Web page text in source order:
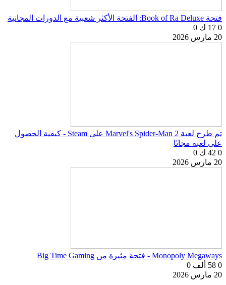
فتحة Book of Ra Deluxe: الفتحة الأكثر شعبية مع الدورات المجانية
0 17 ك
0
20 مارس 2026
تم طرح لعبة Marvel's Spider-Man 2 على Steam - كيفية الحصول
على لعبة مجانًا
0 42 ك
0
20 مارس 2026
Monopoly Megaways - فتحة مثيرة من Big Time Gaming
0 58 ألف
0
20 مارس 2026